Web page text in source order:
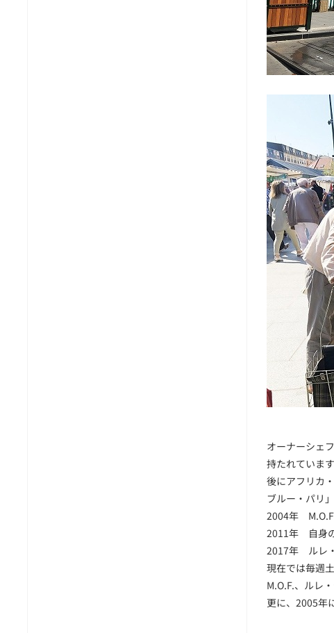
オーナーシェ
持たれています
後にアフリカ
ブルー・パリ
2004年 M.O.F
2011年 自身の
2017年 ルレ・
現在では毎週
M.O.F.、ルレ
更に、2005年